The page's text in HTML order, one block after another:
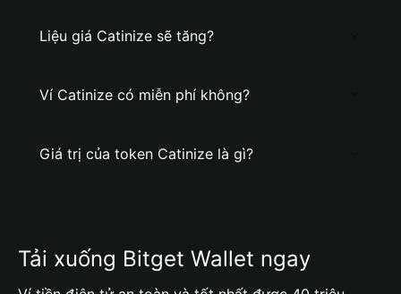
Liệu giá Catinize sẽ tăng?
Ví Catinize có miễn phí không?
Giá trị của token Catinize là gì?
Tải xuống Bitget Wallet ngay